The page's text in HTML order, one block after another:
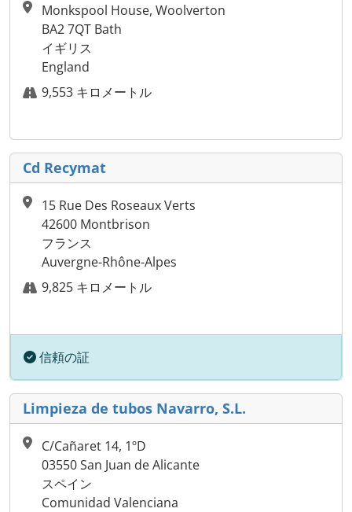
Monkspool House, Woolverton
BA2 7QT Bath
イギリス
England
9,553 キロメートル
Cd Recymat
15 Rue Des Roseaux Verts
42600 Montbrison
フランス
Auvergne-Rhône-Alpes
9,825 キロメートル
信頼の証
Limpieza de tubos Navarro, S.L.
C/Cañaret 14, 1ºD
03550 San Juan de Alicante
スペイン
Comunidad Valenciana